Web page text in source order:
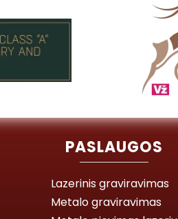
PASLAUGOS
Lazerinis graviravimas
Metalo graviravimas